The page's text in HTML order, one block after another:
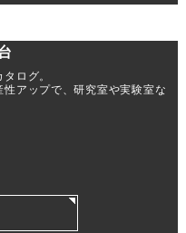
ログ。
性アップで、研究室や実験室な